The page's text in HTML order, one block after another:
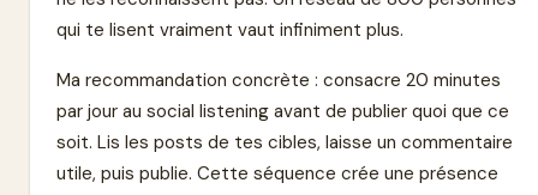
qui te lisent vraiment vaut infiniment plus.
Ma recommandation concrète : consacre 20 minutes
par jour au social listening avant de publier quoi que ce
soit. Lis les posts de tes cibles, laisse un commentaire
utile, puis publie. Cette séquence crée une présence